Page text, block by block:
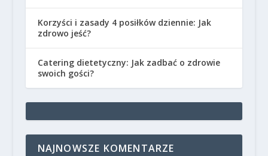
Korzyści i zasady 4 posiłków dziennie: Jak
zdrowo jeść?
Catering dietetyczny: Jak zadbać o zdrowie
swoich gości?
NAJNOWSZE KOMENTARZE